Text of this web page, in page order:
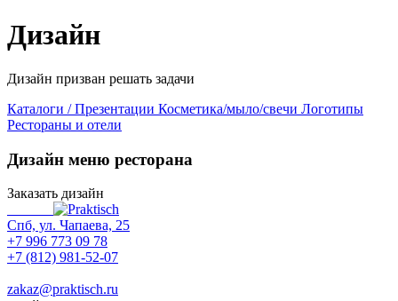
Дизайн
Дизайн призван решать задачи
Каталоги / Презентации Косметика/мыло/свечи Логотипы
Рестораны и отели
Дизайн меню ресторана
Заказать дизайн
Спб, ул. Чапаева, 25
+7 996 773 09 78
+7 (812) 981-52-07
zakaz@praktisch.ru